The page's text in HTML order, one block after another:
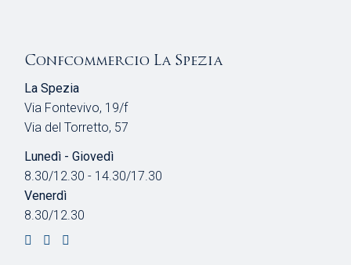
Confcommercio La Spezia
La Spezia
Via Fontevivo, 19/f
Via del Torretto, 57
Lunedì - Giovedì
8.30/12.30 - 14.30/17.30
Venerdì
8.30/12.30